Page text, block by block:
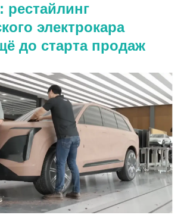
рестайлинг
электрокара
до старта продаж